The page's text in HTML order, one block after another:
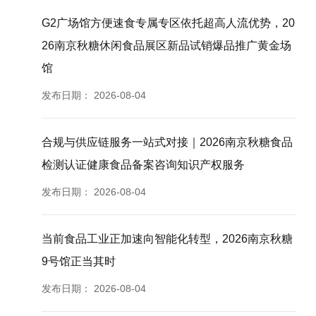
G2广场馆方便速食专属专区依托超高人流优势，20
26南京秋糖休闲食品展区新品试销爆品推广黄金场
馆
发布日期： 2026-08-04
合规与供应链服务一站式对接｜2026南京秋糖食品
检测认证健康食品备案咨询知识产权服务
发布日期： 2026-08-04
当前食品工业正加速向智能化转型，2026南京秋糖
9号馆正当其时
发布日期： 2026-08-04